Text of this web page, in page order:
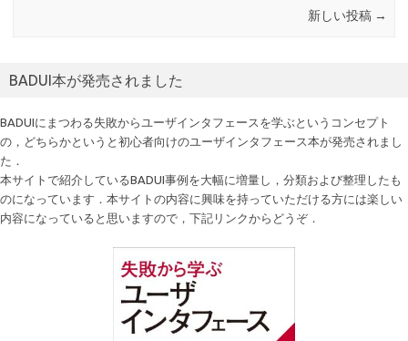
新しい投稿 →
BADUI本が発売されました
BADUIにまつわる失敗からユーザインタフェースを学ぶというコンセプト
の，どちらかというと初心者向けのユーザインタフェース本が発売されまし
た．
本サイトで紹介しているBADUI事例を大幅に増量し，分類および整理したも
のになっています．本サイトの内容に興味を持っていただける方には楽しい
内容になっていると思いますので，下記リンクからどうぞ．